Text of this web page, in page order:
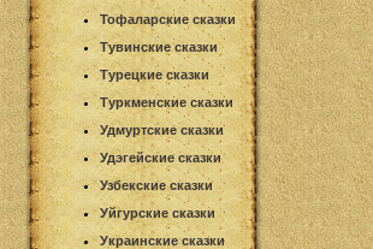
Тофаларские сказки
Тувинские сказки
Турецкие сказки
Туркменские сказки
Удмуртские сказки
Удэгейские сказки
Узбекские сказки
Уйгурские сказки
Украинские сказки